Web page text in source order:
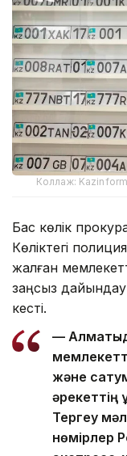
Коллаж:
Бас көлік
Көліктегі
жалған
заңсыз
кесті.
—
және
Тергеу
нөмірлер